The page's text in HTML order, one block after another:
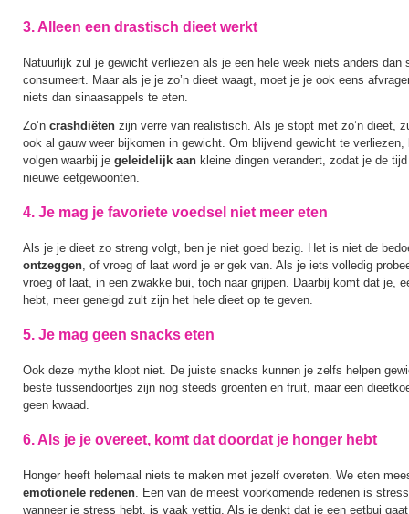
3. Alleen een drastisch dieet werkt
Natuurlijk zul je gewicht verliezen als je een hele week niets anders dan
consumeert. Maar als je je zo’n dieet waagt, moet je je ook eens
niets dan sinaasappels te eten.
Zo’n crashdiëten zijn verre van realistisch. Als je stopt met zo’n dieet,
ook al gauw weer bijkomen in gewicht. Om blijvend gewicht te verliezen,
volgen waarbij je geleidelijk aan kleine dingen verandert, zodat je de
nieuwe eetgewoonten.
4. Je mag je favoriete voedsel niet meer eten
Als je je dieet zo streng volgt, ben je niet goed bezig. Het is niet de
ontzeggen, of vroeg of laat word je er gek van. Als je iets volledig
vroeg of laat, in een zwakke bui, toch naar grijpen. Daarbij komt dat je,
hebt, meer geneigd zult zijn het hele dieet op te geven.
5. Je mag geen snacks eten
Ook deze mythe klopt niet. De juiste snacks kunnen je zelfs helpen
beste tussendoortjes zijn nog steeds groenten en fruit, maar een
geen kwaad.
6. Als je je overeet, komt dat doordat je honger hebt
Honger heeft helemaal niets te maken met jezelf overeten. We eten
emotionele redenen. Een van de meest voorkomende redenen is
wanneer je stress hebt, is vaak vettig. Als je denkt dat je een eetbui